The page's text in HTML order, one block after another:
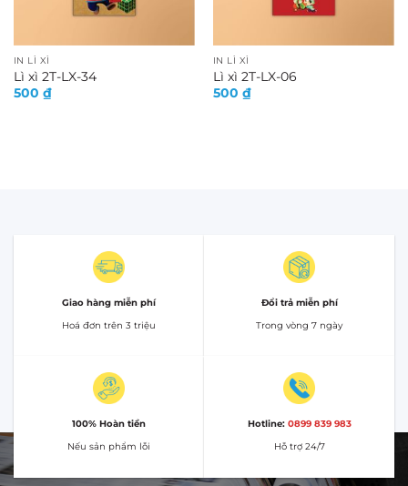
IN LÌ XÌ
Lì xì 2T-LX-34
500 ₫
IN LÌ XÌ
Lì xì 2T-LX-06
500 ₫
Giao hàng miễn phí
Hoá đơn trên 3 triệu
Đổi trả miễn phí
Trong vòng 7 ngày
100% Hoàn tiền
Nếu sản phẩm lỗi
Hotline: 0899 839 983
Hỗ trợ 24/7